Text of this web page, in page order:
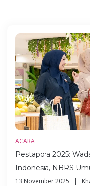
ACARA
Pestapora 2025:
Indonesia, NBRS
13 November 2025 |